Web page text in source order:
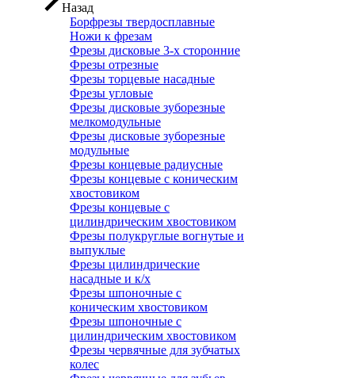
Назад
Борфрезы твердосплавные
Ножи к фрезам
Фрезы дисковые 3-х сторонние
Фрезы отрезные
Фрезы торцевые насадные
Фрезы угловые
Фрезы дисковые зуборезные
мелкомодульные
Фрезы дисковые зуборезные
модульные
Фрезы концевые радиусные
Фрезы концевые с коническим
хвостовиком
Фрезы концевые с
цилиндрическим хвостовиком
Фрезы полукруглые вогнутые и
выпуклые
Фрезы цилиндрические
насадные и к/х
Фрезы шпоночные с
коническим хвостовиком
Фрезы шпоночные с
цилиндрическим хвостовиком
Фрезы червячные для зубчатых
колес